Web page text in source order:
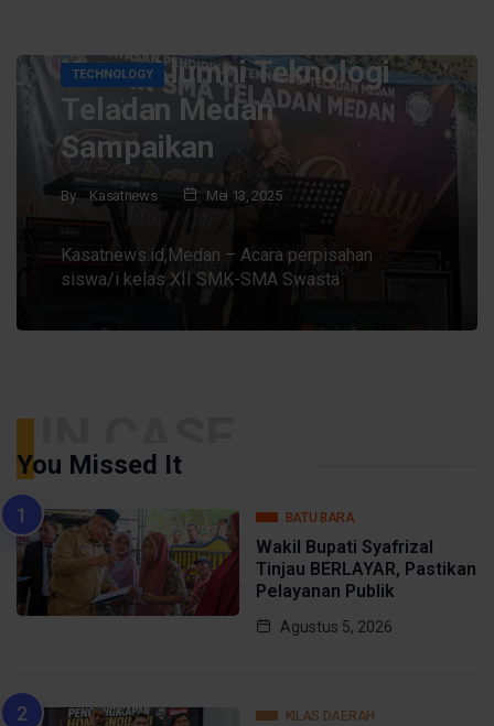
TECHNOLOGY
Ketua Alumni Teknologi
Teladan Medan
Sampaikan
Kasatnews.id,Medan – Acara perpisahan
siswa/i kelas XII SMK-SMA Swasta
By Kasatnews Mei 13, 2025
IN CASE
You Missed It
BATU BARA
Wakil Bupati Syafrizal
Tinjau BERLAYAR, Pastikan
Pelayanan Publik
Agustus 5, 2026
KILAS DAERAH